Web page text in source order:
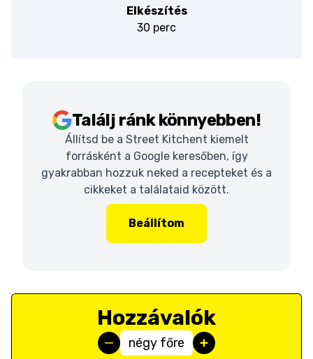
Elkészítés
30 perc
Találj ránk könnyebben!
Állítsd be a Street Kitchent kiemelt
forrásként a Google keresőben, így
gyakrabban hozzuk neked a recepteket és a
cikkeket a találataid között.
Beállítom
Hozzávalók
négy főre